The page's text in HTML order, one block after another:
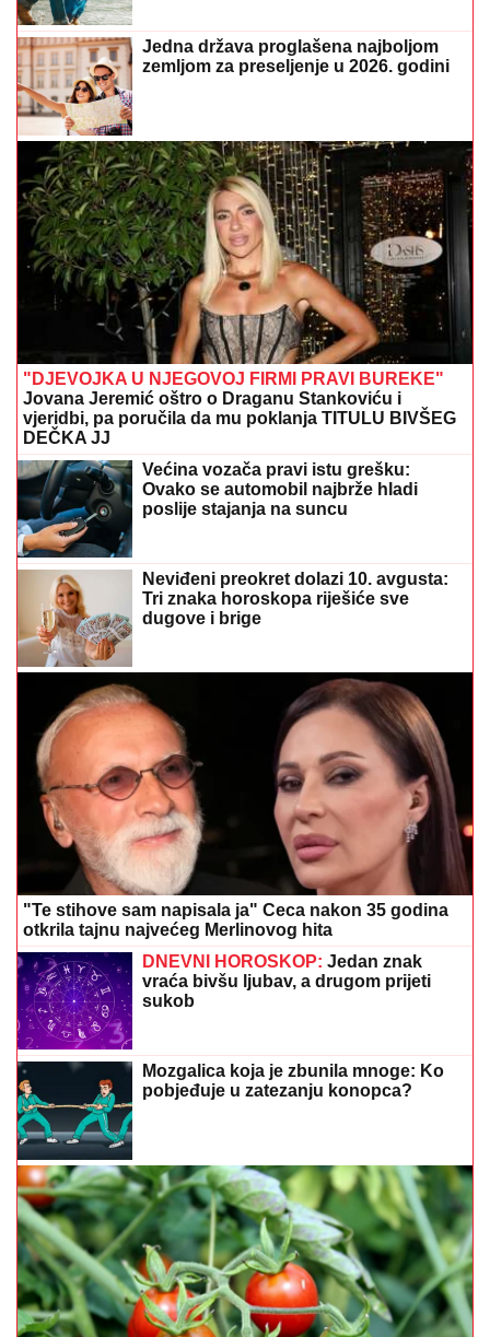
Jedna država proglašena najboljom
zemljom za preseljenje u 2026. godini
"DJEVOJKA U NJEGOVOJ FIRMI PRAVI BUREKE"
Jovana Jeremić oštro o Draganu Stankoviću i
vjeridbi, pa poručila da mu poklanja TITULU BIVŠEG
DEČKA JJ
Većina vozača pravi istu grešku:
Ovako se automobil najbrže hladi
poslije stajanja na suncu
Neviđeni preokret dolazi 10. avgusta:
Tri znaka horoskopa riješiće sve
dugove i brige
"Te stihove sam napisala ja" Ceca nakon 35 godina
otkrila tajnu najvećeg Merlinovog hita
DNEVNI HOROSKOP: Jedan znak
vraća bivšu ljubav, a drugom prijeti
sukob
Mozgalica koja je zbunila mnoge: Ko
pobjeđuje u zatezanju konopca?